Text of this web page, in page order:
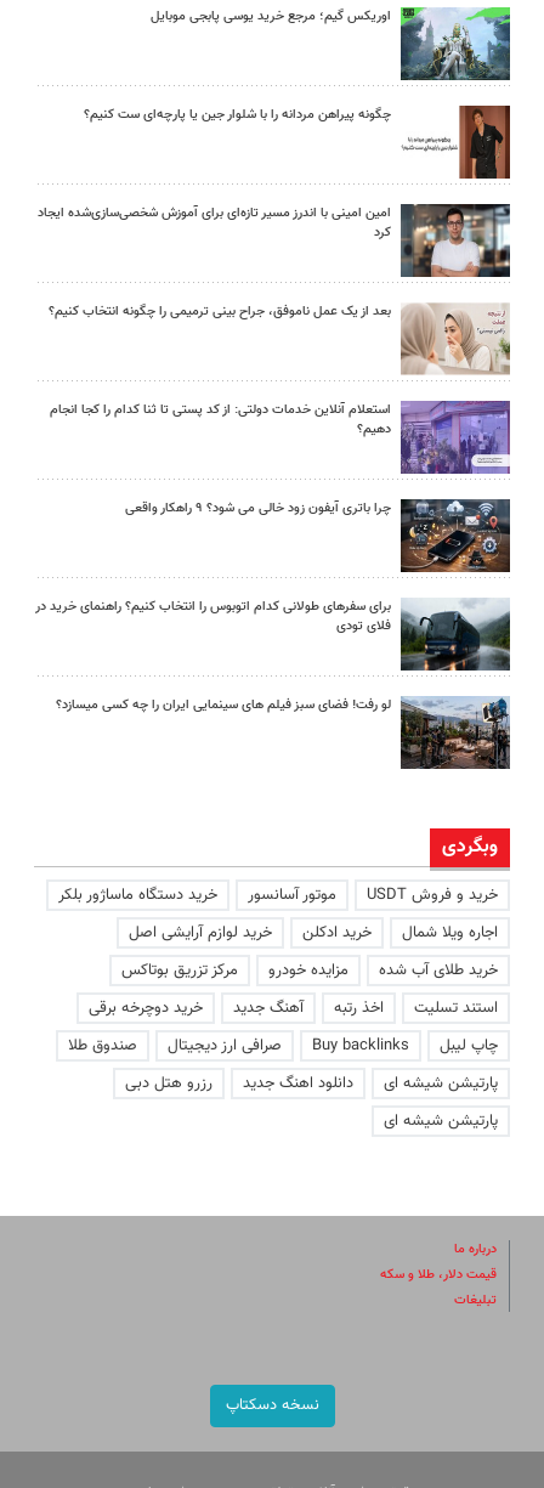
اوریکس گیم؛ مرجع خرید یوسی پابجی موبایل
چگونه پیراهن مردانه را با شلوار جین یا پارچه‌ای ست کنیم؟
امین امینی با اندرز مسیر تازه‌ای برای آموزش شخصی‌سازی‌شده ایجاد
کرد
بعد از یک عمل ناموفق، جراح بینی ترمیمی را چگونه انتخاب کنیم؟
استعلام آنلاین خدمات دولتی: از کد پستی تا ثنا کدام را کجا انجام
دهیم؟
چرا باتری آیفون زود خالی می شود؟ ۹ راهکار واقعی
برای سفرهای طولانی کدام اتوبوس را انتخاب کنیم؟ راهنمای خرید در
فلای تودی
لو رفت! فضای سبز فیلم های سینمایی ایران را چه کسی میسازد؟
وبگردی
خرید و فروش USDT موتور آسانسور
خرید دستگاه ماساژور بلکر
اجاره ویلا شمال
خرید ادکلن
خرید لوازم آرایشی اصل
خرید طلای آب شده
مزایده خودرو
مرکز تزریق بوتاکس
استند تسلیت
اخذ رتبه آهنگ جدید
خرید دوچرخه برقی
چاپ لیبل
Buy backlinks صرافی ارز دیجیتال
صندوق طلا
پارتیشن شیشه ای
دانلود اهنگ جدید
رزرو هتل دبی
پارتیشن شیشه ای
درباره ما
قیمت دلار، طلا و سکه
تبلیغات
نسخه دسکتاپ